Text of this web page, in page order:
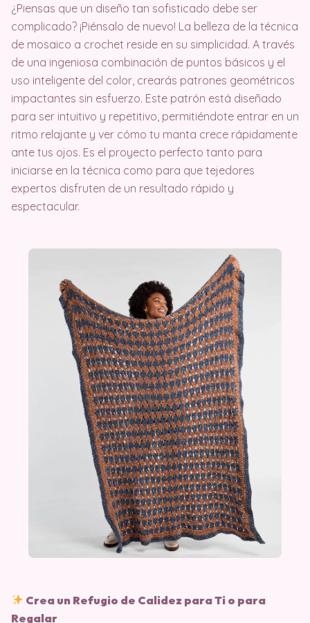
¿Piensas que un diseño tan sofisticado debe ser
complicado? ¡Piénsalo de nuevo! La belleza de la técnica
de mosaico a crochet reside en su simplicidad. A través
de una ingeniosa combinación de puntos básicos y el
uso inteligente del color, crearás patrones geométricos
impactantes sin esfuerzo. Este patrón está diseñado
para ser intuitivo y repetitivo, permitiéndote entrar en un
ritmo relajante y ver cómo tu manta crece rápidamente
ante tus ojos. Es el proyecto perfecto tanto para
iniciarse en la técnica como para que tejedores
expertos disfruten de un resultado rápido y
espectacular.
Crea un Refugio de Calidez para Ti o para
Regalar